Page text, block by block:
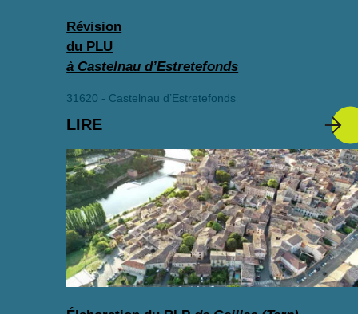
Révision
du PLU
à Castelnau d’Estretefonds
31620 - Castelnau d’Estretefonds
LIRE